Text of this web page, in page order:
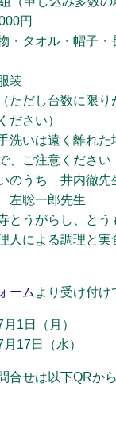
円
・タオル・帽子・
装
ただし台数に限り
ださい）
洗いは遠く離れた
、ご注意ください
のうち 井内徹先
左聡一郎先生
とうがらし、とう
人による調理と実
ーム より受け付け
1日（月）
17日（水）
合せは以下QRか